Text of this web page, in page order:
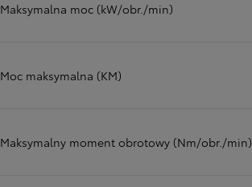
Maksymalna moc (kW/obr./min)
Moc maksymalna (KM)
Maksymalny moment obrotowy (Nm/obr./min)